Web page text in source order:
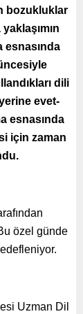
bozukluklar
esnasında
dili
evet-
esnasında
için zaman
özel günde
Uzman Dil